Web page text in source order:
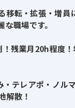
後の方を弊社の
営業）」では、
マンションだけ
ろんの事、収益
移転・拡張・増員
職場です。
！残業月20h程度
・テレアポ・ノル
解散！